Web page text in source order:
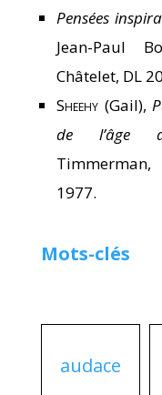
Pensées
Jean-Paul
Châtelet, DL
Sheehy(Gail),
de l’âge
1977.
Mots-clés
audace